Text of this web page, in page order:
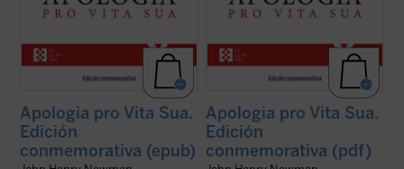
Apologia pro Vita Sua.
Edición
conmemorativa (epub)
Apologia pro Vita Sua.
Edición
conmemorativa (pdf)